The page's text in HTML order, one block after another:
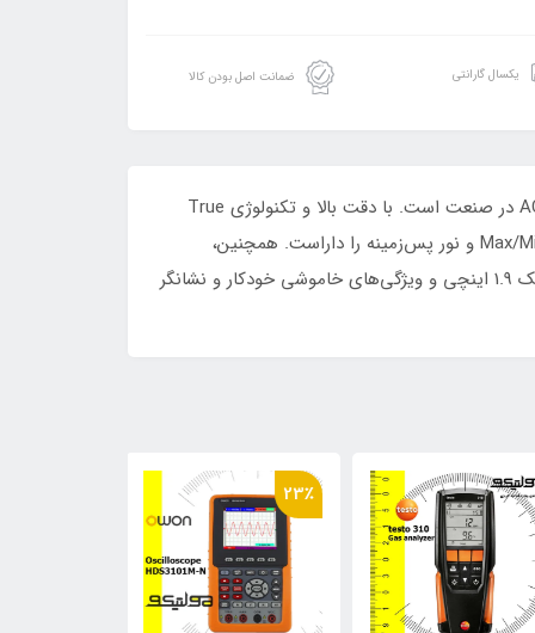
یکسال گارانتی ضمانت اصل بودن کالا
دستگاه‌های کلمپ آمپر متر DT-9380 و DT-9381 از دستگاه های حرفه‌ای با ویژگی‌های برتر برای اندازه‌گیری جریان و ولتاژ AC/DC در صنعت است. با دقت بالا و تکنولوژی True
RMS، اندازه‌گیری دقیق در شرایط مختلف فراهم می‌کنند. نمایشگر TFT رنگی 1.8 اینچ با 4000 شمارش، ویژگی‌های مانند Max/Min Hold و نور پس‌زمینه را داراست. همچنین،
دستگاه‌ها دارای قابلیت اندازه‌گیری دما، ظرفیت، فرکانس، تست پیوستگی و دیود نیز هستند. این دستگاه‌ها با طراحی بازشوی فک 1.9 اینچی و ویژگی‌های خاموشی خودکار و نشانگر
23٪